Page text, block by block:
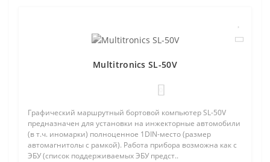
Multitronics SL-50V
Графический маршрутный бортовой компьютер SL-50V
предназначен для установки на инжекторные автомобили
(в т.ч. иномарки) полноценное 1DIN-место (размер
автомагнитолы с рамкой). Работа прибора возможна как с
ЭБУ (список поддерживаемых ЭБУ предст..